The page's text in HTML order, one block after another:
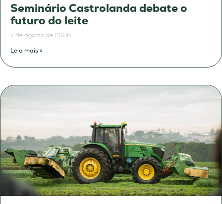
Seminário Castrolanda debate o
futuro do leite
7 de agosto de 2026
Leia mais »